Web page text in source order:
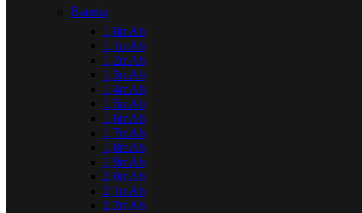
Bateria
1,0mAh
1,1mAh
1,2mAh
1,3mAh
1,4mAh
1,5mAh
1,6mAh
1,7mAh
1,8mAh
1,9mAh
2,0mAh
2,1mAh
2,2mAh